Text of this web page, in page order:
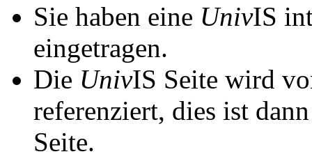
Sie haben eine UnivIS
eingetragen.
Die UnivIS Seite wird
referenziert, dies ist
Seite.